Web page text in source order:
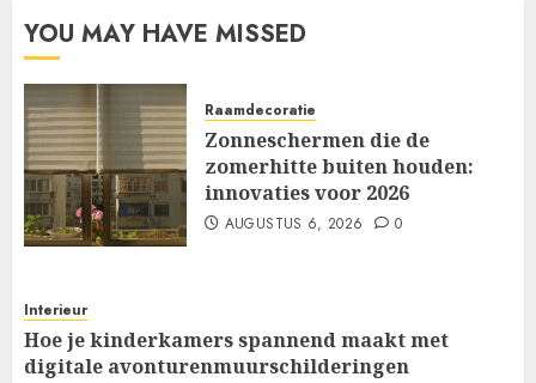
YOU MAY HAVE MISSED
Raamdecoratie
Zonneschermen die de
zomerhitte buiten houden:
innovaties voor 2026
AUGUSTUS 6, 2026 0
Interieur
Hoe je kinderkamers spannend maakt met
digitale avonturenmuurschilderingen